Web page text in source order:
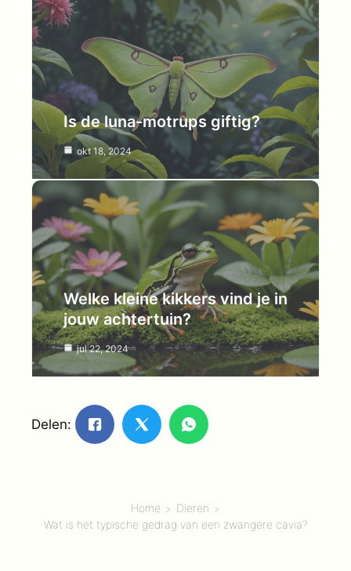
Is de luna-motrups giftig?
okt 18, 2024
Welke kleine kikkers vind je in
jouw achtertuin?
jul 22, 2024
Delen:
Home
Dieren
Wat is het typische gedrag van een zwangere cavia?